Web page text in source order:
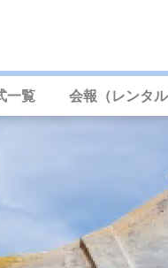
一覧 会報（レンタル